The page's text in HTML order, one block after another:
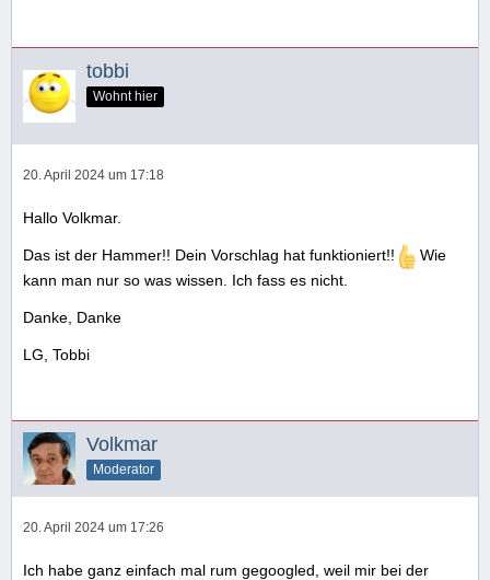
tobbi
Wohnt hier
20. April 2024 um 17:18
Hallo Volkmar.
Das ist der Hammer!! Dein Vorschlag hat funktioniert!!
Wie
kann man nur so was wissen. Ich fass es nicht.
Danke, Danke
LG, Tobbi
Volkmar
Moderator
20. April 2024 um 17:26
Ich habe ganz einfach mal rum gegoogled, weil mir bei der